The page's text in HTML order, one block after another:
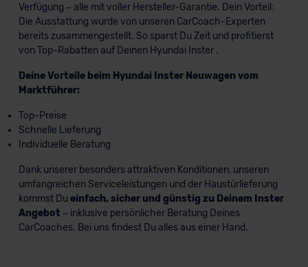
Verfügung – alle mit voller Hersteller-Garantie. Dein Vorteil:
Die Ausstattung wurde von unseren CarCoach-Experten
bereits zusammengestellt. So sparst Du Zeit und profitierst
von Top-Rabatten auf Deinen Hyundai Inster .
Deine Vorteile beim Hyundai Inster Neuwagen vom
Marktführer:
Top-Preise
Schnelle Lieferung
Individuelle Beratung
Dank unserer besonders attraktiven Konditionen, unseren
umfangreichen Serviceleistungen und der Haustürlieferung
kommst Du einfach, sicher und günstig zu Deinem Inster
Angebot – inklusive persönlicher Beratung Deines
CarCoaches. Bei uns findest Du alles aus einer Hand.